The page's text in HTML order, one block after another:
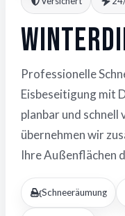
Professionelle
Eisbeseitigung mit
planbar und
übernehmen wir
Ihre Außenflächen
Schneeräumung